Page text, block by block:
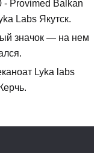
- Provimed Balkan
Labs Якутск.
значок — на нем
Lyka labs